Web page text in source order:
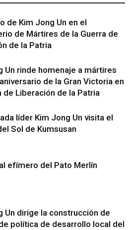
de Kim Jong Un en el
de Mártires de la Guerra de
de la Patria
Un rinde homenaje a mártires
de la Gran Victoria en
de Liberación de la Patria
líder Kim Jong Un visita el
Sol de Kumsusan
efímero del Pato Merlín
Un dirige la construcción de
política de desarrollo local del